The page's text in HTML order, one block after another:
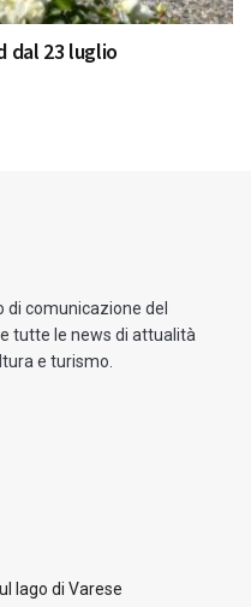
dal 23 luglio
comunicazione del
tutte le news di attualità
e turismo.
lago di Varese